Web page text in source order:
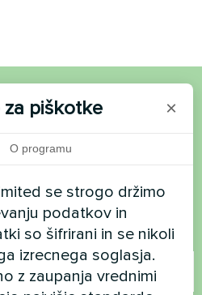
imate
in pomagali vam bomo
za piškotke ×
O programu
se strogo držimo
podatkov in
so šifrirani in se nikoli
izrecnega soglasja.
z zaupanja vrednimi